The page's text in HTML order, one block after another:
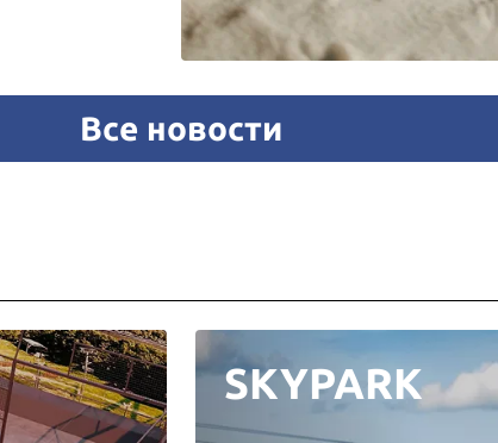
Все новости
SKYPARK